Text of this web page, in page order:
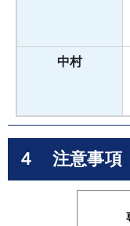
中村
４ 注意事項